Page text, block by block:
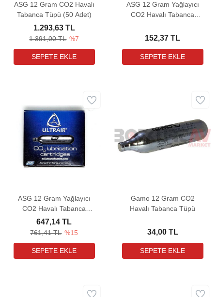
ASG 12 Gram CO2 Havalı
Tabanca Tüpü (50 Adet)
1.391,00 TL %7
1.293,63 TL
ASG 12 Gram Yağlayıcı
CO2 Havalı Tabanca
152,37 TL
ASG 12 Gram Yağlayıcı
CO2 Havalı Tabanca
Tüpü (5 Adet)
761,41 TL %15
647,14 TL
Gamo 12 Gram CO2
Havalı Tabanca Tüpü
34,00 TL